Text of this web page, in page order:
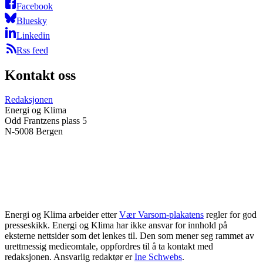
Facebook
Bluesky
Linkedin
Rss feed
Kontakt oss
Redaksjonen
Energi og Klima
Odd Frantzens plass 5
N-5008 Bergen
Energi og Klima arbeider etter Vær Varsom-plakatens regler for god
presseskikk. Energi og Klima har ikke ansvar for innhold på
eksterne nettsider som det lenkes til. Den som mener seg rammet av
urettmessig medieomtale, oppfordres til å ta kontakt med
redaksjonen. Ansvarlig redaktør er Ine Schwebs.